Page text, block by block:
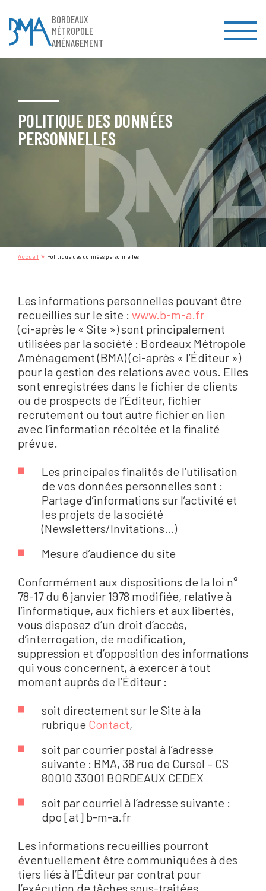
BORDEAUX
MÉTROPOLE
AMÉNAGEMENT
POLITIQUE DES DONNÉES
PERSONNELLES
Accueil » Politique des données personnelles
Les informations personnelles pouvant être
recueillies sur le site : www.b-m-a.fr
(ci-après le « Site ») sont principalement
utilisées par la société : Bordeaux Métropole
Aménagement (BMA) (ci-après « l’Éditeur »)
pour la gestion des relations avec vous. Elles
sont enregistrées dans le fichier de clients
ou de prospects de l’Éditeur, fichier
recrutement ou tout autre fichier en lien
avec l’information récoltée et la finalité
prévue.
Les principales finalités de l’utilisation
de vos données personnelles sont :
Partage d’informations sur l’activité et
les projets de la société
(Newsletters/Invitations…)
Mesure d’audience du site
Conformément aux dispositions de la loi n°
78-17 du 6 janvier 1978 modifiée, relative à
l’informatique, aux fichiers et aux libertés,
vous disposez d’un droit d’accès,
d’interrogation, de modification,
suppression et d’opposition des informations
qui vous concernent, à exercer à tout
moment auprès de l’Éditeur :
soit directement sur le Site à la
rubrique Contact,
soit par courrier postal à l’adresse
suivante : BMA, 38 rue de Cursol – CS
80010 33001 BORDEAUX CEDEX
soit par courriel à l’adresse suivante :
dpo [at] b-m-a.fr
Les informations recueillies pourront
éventuellement être communiquées à des
tiers liés à l’Éditeur par contrat pour
l’exécution de tâches sous-traitées